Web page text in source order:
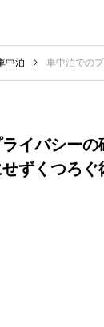
中泊 車中泊でのプライバシ
イバシーの
ずくつろぐ